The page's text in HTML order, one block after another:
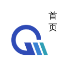
首
页